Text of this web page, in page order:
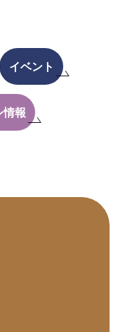
イベント
情報